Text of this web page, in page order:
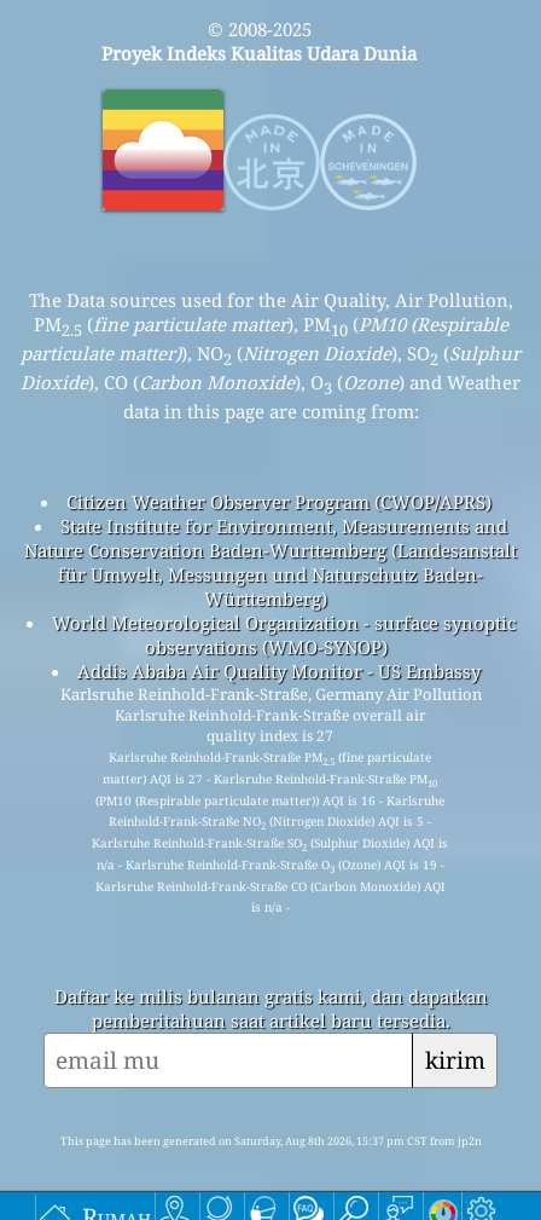
© 2008-2025
Proyek Indeks Kualitas Udara Dunia
The Data sources used for the Air Quality, Air Pollution,
PM2.5 (fine particulate matter), PM10(PM10 (Respirable
particulate matter)), NO2 (Nitrogen Dioxide), SO2 (Sulphur
Dioxide), CO (Carbon Monoxide), O3 (Ozone) and Weather
data in this page are coming from:
Citizen Weather Observer Program (CWOP/APRS)
State Institute for Environment, Measurements and
Nature Conservation Baden-Wurttemberg (Landesanstalt
für Umwelt, Messungen und Naturschutz Baden-
Württemberg)
World Meteorological Organization - surface synoptic
observations (WMO-SYNOP)
Addis Ababa Air Quality Monitor - US Embassy
Karlsruhe Reinhold-Frank-Straße, Germany Air Pollution
Karlsruhe Reinhold-Frank-Straße overall air
quality index is 27
Karlsruhe Reinhold-Frank-Straße PM2.5 (fine particulate
matter) AQI is 27 - Karlsruhe Reinhold-Frank-Straße PM10
(PM10 (Respirable particulate matter)) AQI is 16 - Karlsruhe
Reinhold-Frank-Straße NO2 (Nitrogen Dioxide) AQI is 5 -
Karlsruhe Reinhold-Frank-Straße SO2 (Sulphur Dioxide) AQI is
n/a - Karlsruhe Reinhold-Frank-Straße O3(Ozone) AQI is 19 -
Karlsruhe Reinhold-Frank-Straße CO (Carbon Monoxide) AQI
is n/a -
Daftar ke milis bulanan gratis kami, dan dapatkan
pemberitahuan saat artikel baru tersedia.
kirim
This page has been generated on Saturday, Aug 8th 2026, 15:37 pm CST from jp2n